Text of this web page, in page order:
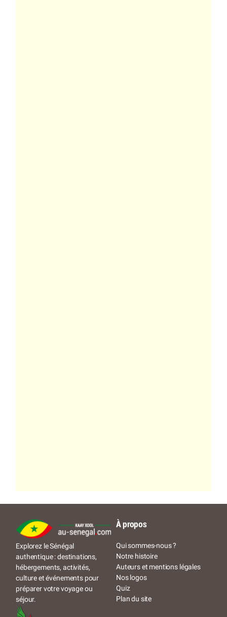
Explorez le Sénégal
authentique : destinations,
hébergements, activités,
culture et événements pour
préparer votre voyage ou
séjour.
À propos
Qui sommes-nous ?
Notre histoire
Auteurs et mentions légales
Nos logos
Quiz
Plan du site